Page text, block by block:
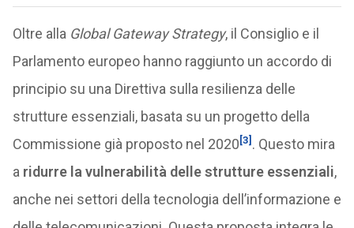
Oltre alla Global Gateway Strategy, il Consiglio e il
Parlamento europeo hanno raggiunto un accordo di
principio su una Direttiva sulla resilienza delle
strutture essenziali, basata su un progetto della
Commissione già proposto nel 2020[3] . Questo mira
a ridurre la vulnerabilità delle strutture essenziali,
anche nei settori della tecnologia dell’informazione e